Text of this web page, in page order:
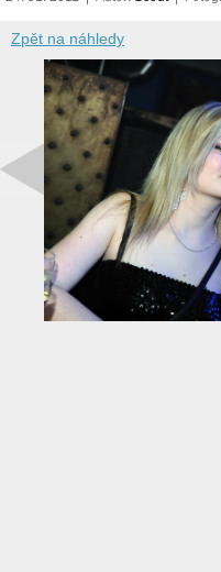
Zpět na náhledy